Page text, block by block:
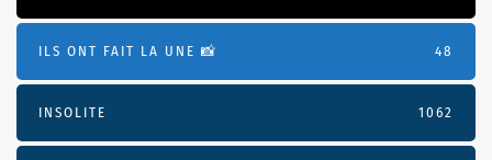
ILS ONT FAIT LA UNE 📸 48
INSOLITE 1062